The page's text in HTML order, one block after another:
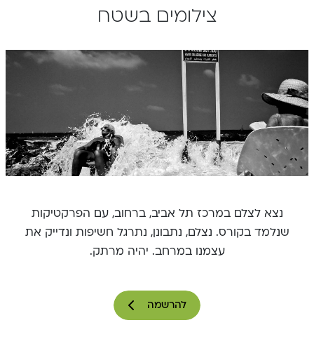
צילומים בשטח
נצא לצלם במרכז תל אביב, ברחוב, עם הפרקטיקות
שנלמד בקורס. נצלם, נתבונן, נתרגל חשיפות ונדייק את
עצמנו במרחב. יהיה מרתק.
להרשמה